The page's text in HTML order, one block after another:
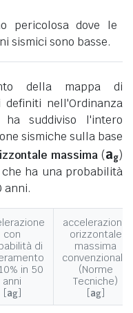
pericolosa dove le
sismici sono basse.
della mappa di
definiti nell'Ordinanza
suddiviso l'intero
sismiche sulla base
massima (ag)
ha una probabilità
anni.
con
di
in 50
anni
[ag]
accelerazione
orizzontale
massima
convenzionale
(Norme
Tecniche)
[ag]